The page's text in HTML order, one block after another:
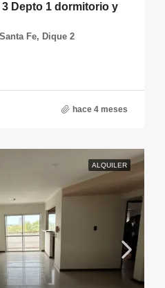
Depto 1 dormitorio y
Fe, Dique 2
hace 4 meses
ALQUILER